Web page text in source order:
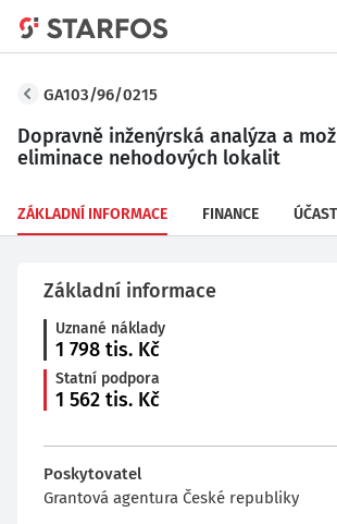
GA103/96/0215
Dopravně inženýrská analýza a
eliminace nehodových lokalit
ZÁKLADNÍ INFORMACE FINANCE
Základní informace
Uznané náklady
1 798 tis. Kč
Statní podpora
1 562 tis. Kč
Poskytovatel
Grantová agentura České republiky